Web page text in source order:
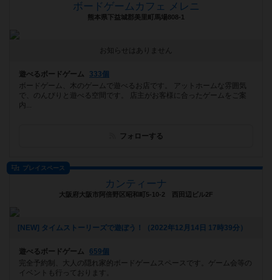
ボードゲームカフェ メレニ
熊本県下益城郡美里町馬場808-1
お知らせはありません
遊べるボードゲーム
333個
ボードゲーム、木のゲームで遊べるお店です。 アットホームな雰囲気
で、のんびりと遊べる空間です。 店主がお客様に合ったゲームをご案
内...
フォローする
プレイスペース
カンティーナ
大阪府大阪市阿倍野区昭和町5-10-2 西田辺ビル2F
[NEW] タイムストーリーズで遊ぼう！（2022年12月14日 17時39分）
遊べるボードゲーム
659個
完全予約制、大人の隠れ家的ボードゲームスペースです。ゲーム会等の
イベントも行っております。